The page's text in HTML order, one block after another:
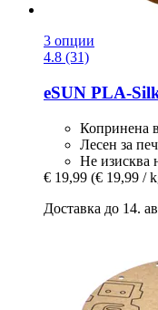
3 опции
4.8 (31)
eSUN PLA-​
Копринена
Лесен за
Не изисква
€ 19,99 (€ 19,99 /
Доставка до 14.